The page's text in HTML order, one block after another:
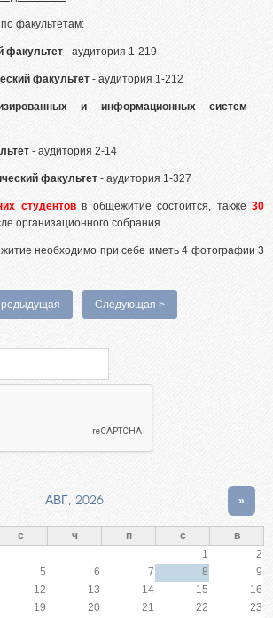
испытаний
вопросы
подготовки
факультетам:
факультет - аудитория 1-219
факультет - аудитория 1-212
и информационных систем -
- аудитория 2-14
факультет - аудитория 1-327
студентовв общежитие состоится, также30
организационного собрания.
необходимо при себе иметь 4 фотографии 3
Следующая >
АВГ, 2026 »
с ч п с
в
1
2
5 6 7 8
9
12 13 14 15
16
19 20 21 22
23